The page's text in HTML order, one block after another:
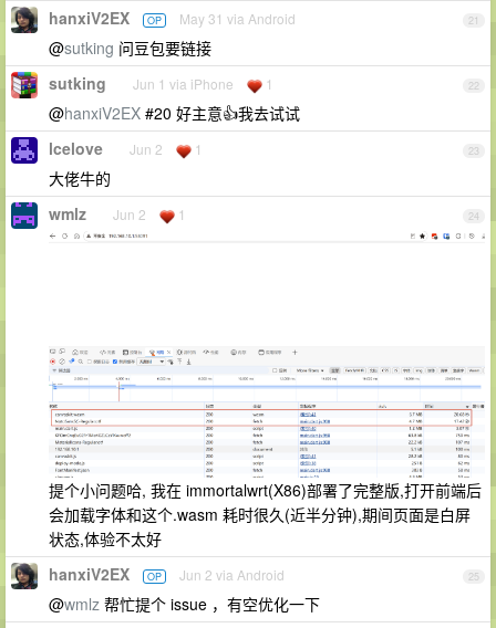
21
hanxiV2EX OP May 31 via Android
@sutking 问豆包要链接
22
sutking Jun 1 via iPhone 1
@hanxiV2EX #20 好主意👍我去试试
23
lcelove Jun 2 1
大佬牛的
24
wmlz Jun 2 1
提个小问题哈, 我在 immortalwrt(X86)部署了完整版,打开前端后
会加载字体和这个.wasm 耗时很久(近半分钟),期间页面是白屏
状态,体验不太好
25
hanxiV2EX OP Jun 2 via Android
@wmlz 帮忙提个 issue ，有空优化一下